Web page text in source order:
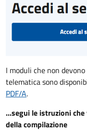
I moduli che non
telematica sono
PDF/A.
...segui le istruzioni
della compilazione